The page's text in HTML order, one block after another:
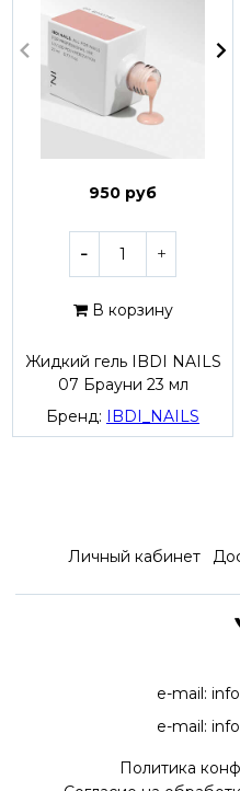
950 руб
В корзину
Жидкий гель IBDI NAILS
07 Брауни 23 мл
Бренд:
IBDI_NAILS
Личный кабинет
e-mail:
e-mail:
Политика